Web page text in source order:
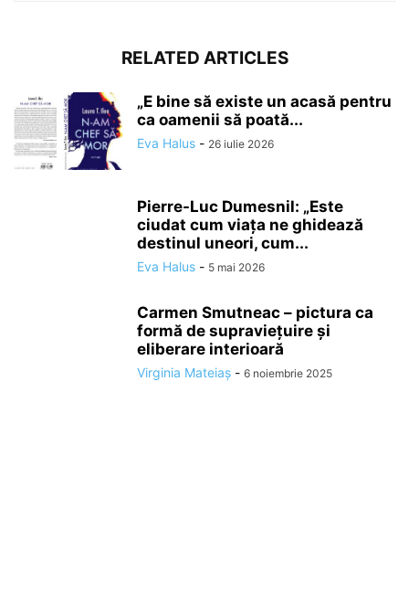
RELATED ARTICLES
„E bine să existe un acasă pentru
ca oamenii să poată...
Eva Halus - 26 iulie 2026
Pierre-Luc Dumesnil: „Este
ciudat cum viața ne ghidează
destinul uneori, cum...
Eva Halus - 5 mai 2026
Carmen Smutneac – pictura ca
formă de supraviețuire și
eliberare interioară
Virginia Mateiaș - 6 noiembrie 2025